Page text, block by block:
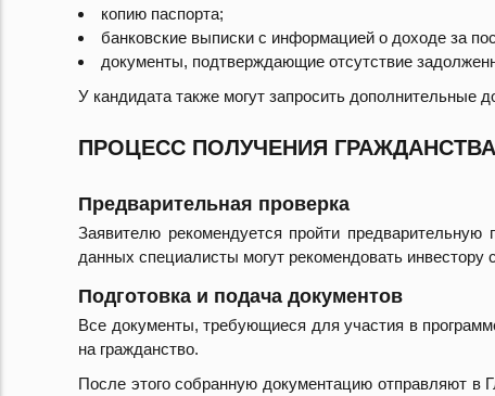
копию паспорта;
банковские выписки с информацией о доходе за
документы, подтверждающие отсутствие
У кандидата также могут запросить дополнительные
ПРОЦЕСС ПОЛУЧЕНИЯ
Предварительная проверка
Заявителю рекомендуется пройти
данных специалисты могут рекомендовать
Подготовка и подача документов
Все документы, требующиеся для участия в
на гражданство.
После этого собранную документацию отправляют в